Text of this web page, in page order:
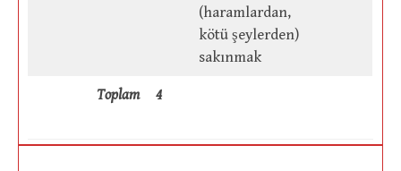
(haramlardan,
kötü şeylerden)
sakınmak
Toplam 4